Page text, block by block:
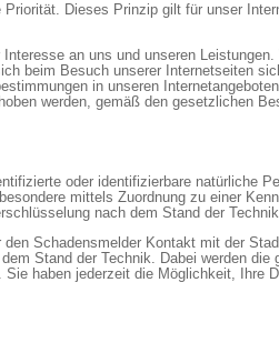
Dieses Prinzip gilt für unser
an uns und unseren Leistungen.
beim Besuch unserer Internetseiten
in unseren
werden, gemäß den gesetzlichen
oder identifizierbare natürliche
mittels Zuordnung zu einer
nach dem Stand der
Schadensmelder Kontakt mit der
Stand der Technik. Dabei werden die
haben jederzeit die Möglichkeit, Ihre